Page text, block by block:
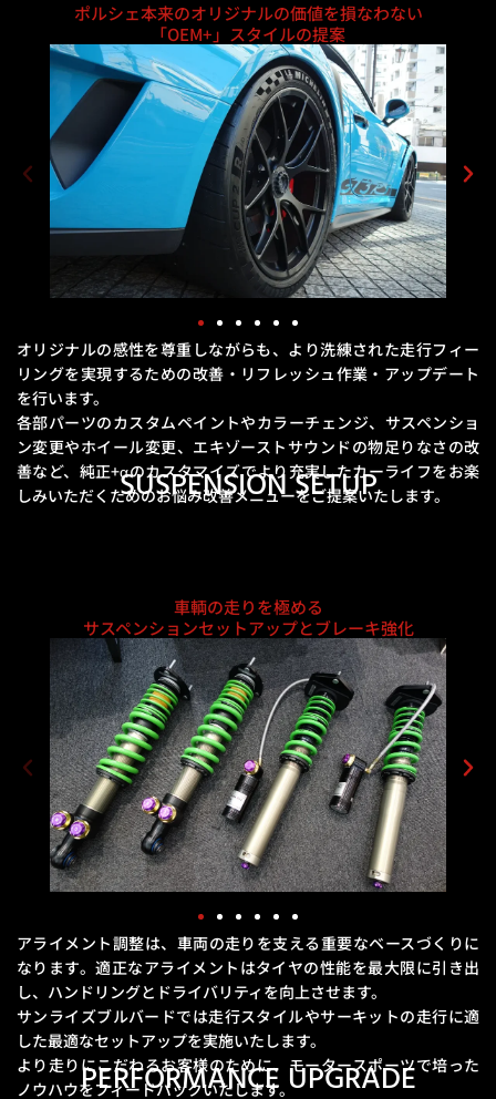
ポルシェ本来のオリジナルの価値を損なわない
「OEM+」スタイルの提案
オリジナルの感性を尊重しながらも、より洗練された走行フィー
リングを実現するための改善・リフレッシュ作業・アップデート
を行います。
各部パーツのカスタムペイントやカラーチェンジ、サスペンショ
ン変更やホイール変更、エキゾーストサウンドの物足りなさの改
善など、 純正+αのカスタマイズでより充実したカーライフをお楽
しみいただくためのお悩み改善メニューをご提案いたします。
SUSPENSION SETUP
車輌の走りを極める
サスペンションセットアップとブレーキ強化
アライメント調整は、車両の走りを支える重要なベースづくりに
なります。適正なアライメントはタイヤの性能を最大限に引き出
し、ハンドリングとドライバリティを向上させます。
サンライズブルバードでは走行スタイルやサーキットの走行に適
した最適なセットアップを実施いたします。
より走りにこだわるお客様のために、モータースポーツで培った
ノウハウをフィードバックいたします。
PERFORMANCE UPGRADE